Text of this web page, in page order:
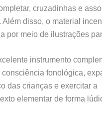
cruzadinhas e
Além disso, o material
por meio de ilustrações
instrumento
fonológica,
das crianças e exercitar a
elementar de forma